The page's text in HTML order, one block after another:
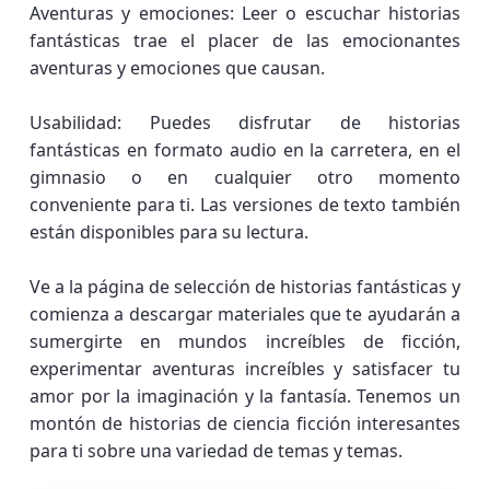
Aventuras y emociones: Leer o escuchar historias
fantásticas trae el placer de las emocionantes
aventuras y emociones que causan.
Usabilidad: Puedes disfrutar de historias
fantásticas en formato audio en la carretera, en el
gimnasio o en cualquier otro momento
conveniente para ti. Las versiones de texto también
están disponibles para su lectura.
Ve a la página de selección de historias fantásticas y
comienza a descargar materiales que te ayudarán a
sumergirte en mundos increíbles de ficción,
experimentar aventuras increíbles y satisfacer tu
amor por la imaginación y la fantasía. Tenemos un
montón de historias de ciencia ficción interesantes
para ti sobre una variedad de temas y temas.